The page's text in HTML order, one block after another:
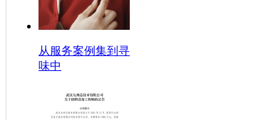
从服务案例集到寻
味中